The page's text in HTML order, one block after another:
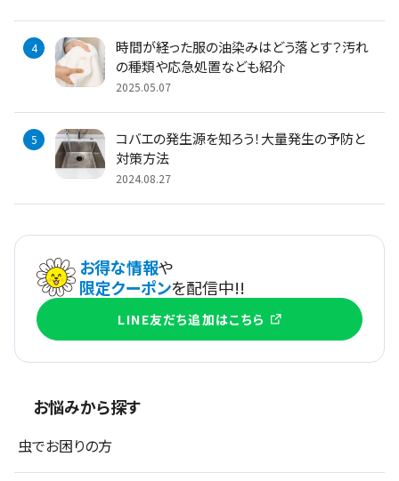
時間が経った服の油染みはどう落とす？汚れ
の種類や応急処置なども紹介
2025.05.07
コバエの発生源を知ろう！大量発生の予防と
対策方法
2024.08.27
お得な情報や
限定クーポンを配信中!!
LINE友だち追加はこちら
お悩みから探す
虫でお困りの方